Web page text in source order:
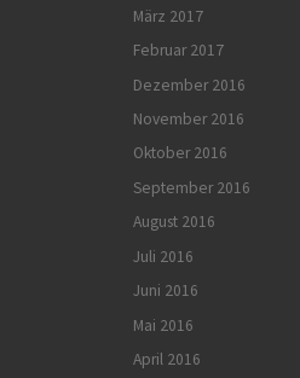
März 2017
Februar 2017
Dezember 2016
November 2016
Oktober 2016
September 2016
August 2016
Juli 2016
Juni 2016
Mai 2016
April 2016